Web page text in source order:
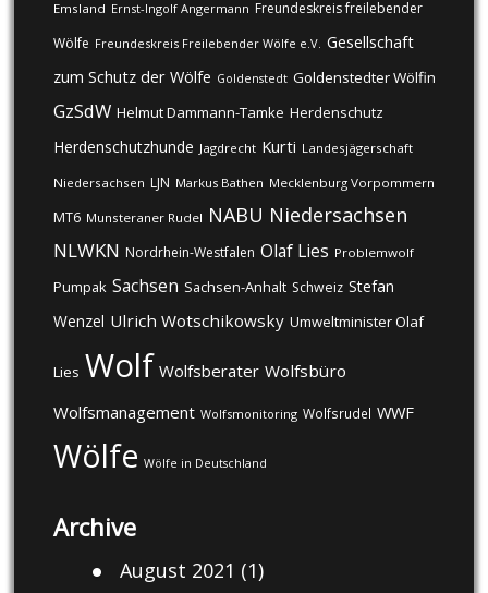
Emsland Ernst-Ingolf Angermann Freundeskreis freilebender
Wölfe Freundeskreis Freilebender Wölfe e.V. Gesellschaft
zum Schutz der Wölfe Goldenstedt Goldenstedter Wölfin
GzSdW Helmut Dammann-Tamke Herdenschutz
Herdenschutzhunde Jagdrecht Kurti Landesjägerschaft
Niedersachsen LJN Markus Bathen Mecklenburg Vorpommern
MT6 Munsteraner Rudel NABU Niedersachsen
NLWKN Nordrhein-Westfalen Olaf Lies Problemwolf
Pumpak Sachsen Sachsen-Anhalt Schweiz Stefan
Wenzel Ulrich Wotschikowsky Umweltminister Olaf
Lies Wolf Wolfsberater Wolfsbüro
Wolfsmanagement Wolfsmonitoring Wolfsrudel WWF
Wölfe Wölfe in Deutschland
Archive
August 2021 (1)